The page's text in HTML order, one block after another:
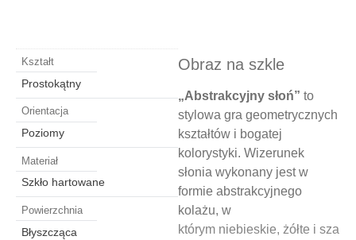
Obraz na szkle
„Abstrakcyjny słoń” to
stylowa gra geometrycznych
kształtów i bogatej
kolorystyki. Wizerunek
słonia wykonany jest w
formie abstrakcyjnego
kolażu, w
którym niebieskie, żółte i szare
Kształt
Prostokątny
Orientacja
Poziomy
Materiał
Szkło hartowane
Powierzchnia
Błyszcząca